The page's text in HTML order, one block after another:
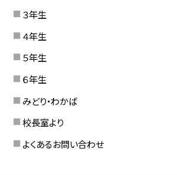
３年生
４年生
５年生
６年生
みどり・わかば
校長室より
よくあるお問い合わせ